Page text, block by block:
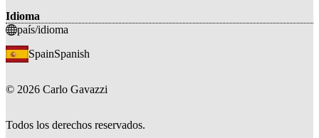
Idioma
país/idioma
SpainSpanish
© 2026 Carlo Gavazzi
Todos los derechos reservados.